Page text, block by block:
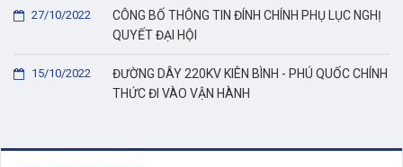
CÔNG BỐ THÔNG TIN ĐÍNH CHÍNH PHỤ LỤC NGHỊ
QUYẾT ĐẠI HỘI
27/10/2022
ĐƯỜNG DÂY 220KV KIÊN BÌNH - PHÚ QUỐC CHÍNH
THỨC ĐI VÀO VẬN HÀNH
15/10/2022